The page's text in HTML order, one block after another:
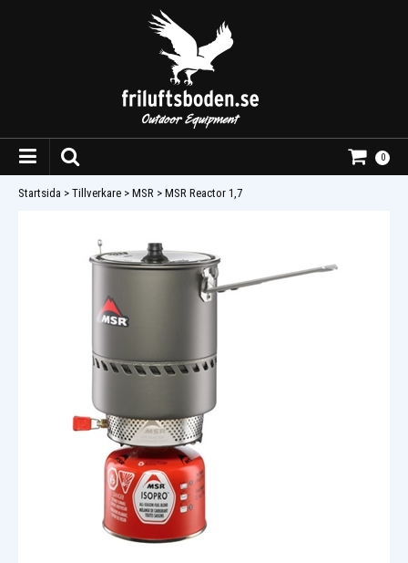
0
Startsida > Tillverkare > MSR > MSR Reactor 1,7